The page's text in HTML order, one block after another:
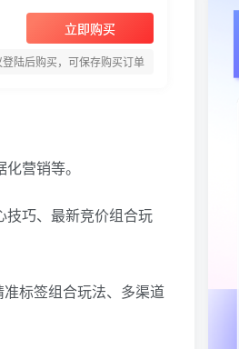
立即购买
陆后购买，可保存购买订单
营销等。
技巧、最新竞价组合玩
标签组合玩法、多渠道